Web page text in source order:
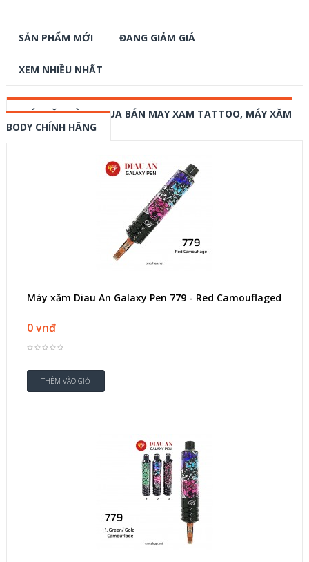
SẢN PHẨM MỚI ĐANG GIẢM GIÁ
XEM NHIỀU NHẤT
MÁY XĂM HÌNH, MUA BÁN MAY XAM TATTOO, MÁY XĂM
BODY CHÍNH HÃNG
Máy xăm Diau An Galaxy Pen 779 - Red Camouflaged
0 vnđ